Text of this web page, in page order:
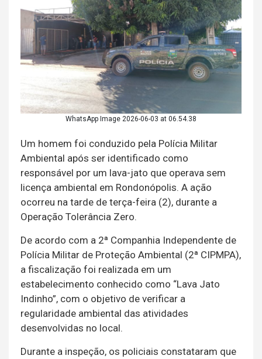
WhatsApp Image 2026-06-03 at 06.54.38
Um homem foi conduzido pela Polícia Militar
Ambiental após ser identificado como
responsável por um lava-jato que operava sem
licença ambiental em Rondonópolis. A ação
ocorreu na tarde de terça-feira (2), durante a
Operação Tolerância Zero.
De acordo com a 2ª Companhia Independente de
Polícia Militar de Proteção Ambiental (2ª CIPMPA),
a fiscalização foi realizada em um
estabelecimento conhecido como “Lava Jato
Indinho”, com o objetivo de verificar a
regularidade ambiental das atividades
desenvolvidas no local.
Durante a inspeção, os policiais constataram que